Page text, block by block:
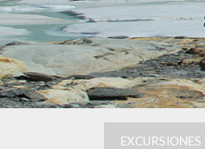
EXCURSIONES